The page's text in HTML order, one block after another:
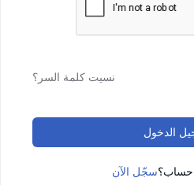
نسيت كلمة السر؟
الدخول
حساب؟سجّل الآن